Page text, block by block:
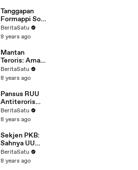
Facebook
Tanggapan
Formappi Soal
Kembalinya
Koopsusgab
BeritaSatu
8 years ago
Mantan
Teroris: Aman
Abdurrahman
Sangat
BeritaSatu
8 years ago
Pansus RUU
Antiterorisme
Selesai Rabu
Depan
BeritaSatu
8 years ago
Sekjen PKB:
Sahnya UU
Terorisme
Akan Bantu
BeritaSatu
8 years ago